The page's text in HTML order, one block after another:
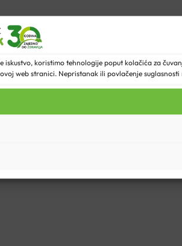
iskustvo, koristimo tehnologije poput kolačića za
web stranici. Nepristanak ili povlačenje